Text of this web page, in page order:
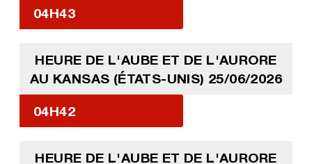
04H43
HEURE DE L'AUBE ET DE L'AURORE
AU KANSAS (ÉTATS-UNIS) 25/06/2026
04H42
HEURE DE L'AUBE ET DE L'AURORE